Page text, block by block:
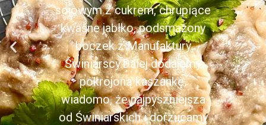
sojowym z cukrem, chrupiące
kwaśne jabłko, podsmażony
boczek z Manufaktury
Świniarscy.Dalej dodajemy
pokrojoną kaszankę,
wiadomo, że najpyszniejsza
od Świniarskich i dorzucamy